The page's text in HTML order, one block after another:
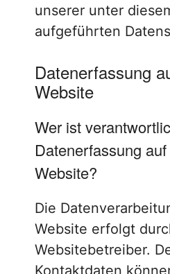
unserer unter
aufgeführten
Datenerfassung
Website
Wer ist
Datenerfassung
Website?
Die
Website erfolgt
Websitebetreiber.
Kontaktdaten